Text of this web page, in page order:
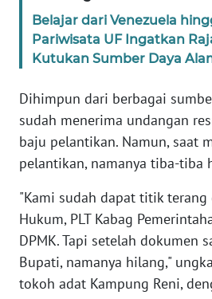
Belajar dari Venezuela
Pariwisata UF Ingatkan
Kutukan Sumber Daya
Dihimpun dari berbagai
sudah menerima undangan
baju pelantikan. Namun, saat
pelantikan, namanya tiba-tiba
"Kami sudah dapat titik terang
Hukum, PLT Kabag
DPMK. Tapi setelah dokumen
Bupati, namanya hilang,"
tokoh adat Kampung Reni,
SUMUT
WN
WN
JABAR
BANTEN
WN